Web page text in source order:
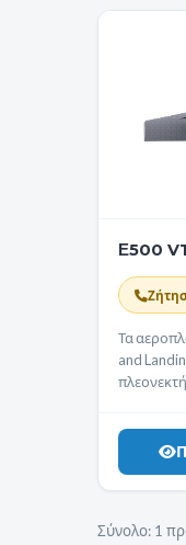
Ε500
Τα
and
χρήση
Σύνολο: 1